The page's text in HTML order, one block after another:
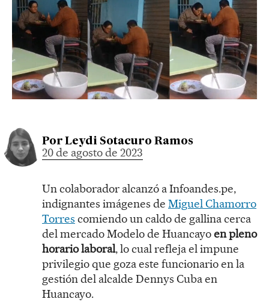
Por Leydi Sotacuro Ramos
20 de agosto de 2023
Un colaborador alcanzó a Infoandes.pe,
indignantes imágenes de Miguel Chamorro
Torres comiendo un caldo de gallina cerca
del mercado Modelo de Huancayoen pleno
horario laboral, lo cual refleja el impune
privilegio que goza este funcionario en la
gestión del alcalde Dennys Cuba en
Huancayo.